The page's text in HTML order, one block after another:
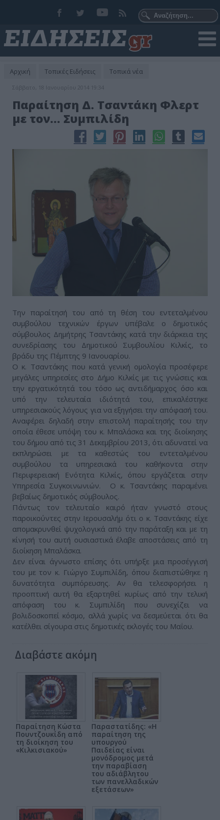
Αρχική Τοπικές Ειδήσεις Τοπικά νέα
Σάββατο, 18 Ιανουαρίου 2014 19:34
Παραίτηση Δ. Τσαντάκη Φλερτ
με τον... Συμπιλίδη
Την παραίτησή του από τη θέση του εντεταλμένου
συμβούλου τεχνικών έργων υπέβαλε ο δημοτικός
σύμβουλος Δημήτρης Τσαντάκης κατά την διάρκεια της
συνεδρίασης του Δημοτικού Συμβουλίου Κιλκίς, το
βράδυ της Πέμπτης 9 Ιανουαρίου.
Ο κ. Τσαντάκης που κατά γενική ομολογία προσέφερε
μεγάλες υπηρεσίες στο Δήμο Κιλκίς με τις γνώσεις και
την εργατικότητά του τόσο ως αντιδήμαρχος όσο και
υπό την τελευταία ιδιότητά του, επικαλέστηκε
υπηρεσιακούς λόγους για να εξηγήσει την απόφασή του.
Αναφέρει δηλαδή στην επιστολή παραίτησής του την
οποία έθεσε υπόψη του κ. Μπαλάσκα και της διοίκησης
του δήμου από τις 31 Δεκεμβρίου 2013, ότι αδυνατεί να
εκπληρώσει με τα καθεστώς του εντεταλμένου
συμβούλου τα υπηρεσιακά του καθήκοντα στην
Περιφερειακή Ενότητα Κιλκίς, όπου εργάζεται στην
Υπηρεσία Συγκοινωνιών. Ο κ. Τσαντάκης παραμένει
βεβαίως δημοτικός σύμβουλος.
Πάντως τον τελευταίο καιρό ήταν γνωστό στους
παροικούντες στην Ιερουσαλήμ ότι ο κ. Τσαντάκης είχε
απομακρυνθεί ψυχολογικά από την παράταξη και με τη
κίνησή του αυτή ουσιαστικά έλαβε αποστάσεις από τη
διοίκηση Μπαλάσκα.
Δεν είναι άγνωστο επίσης ότι υπήρξε μια προσέγγισή
του με τον κ. Γιώργο Συμπιλίδη, όπου διαπιστώθηκε η
δυνατότητα συμπόρευσης. Αν θα τελεσφορήσει η
προοπτική αυτή θα εξαρτηθεί κυρίως από την τελική
απόφαση του κ. Συμπιλίδη που συνεχίζει να
βολιδοσκοπεί κόσμο, αλλά χωρίς να δεσμεύεται ότι θα
κατέλθει σίγουρα στις δημοτικές εκλογές του Μαΐου.
Διαβάστε ακόμη
Παραίτηση Κώστα
Πουντζουκίδη από
τη διοίκηση του
«Κιλκισιακού»
Παραστατίδης: «Η
παραίτηση της
υπουργού
Παιδείας είναι
μονόδρομος μετά
την παραβίαση
του αδιάβλητου
των πανελλαδικών
εξετάσεων»